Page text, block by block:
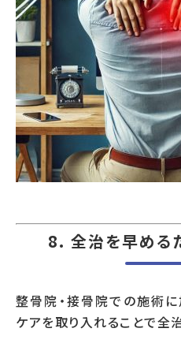
8. 全治を早める
整骨院・接骨院での施術
ケアを取り入れることで全